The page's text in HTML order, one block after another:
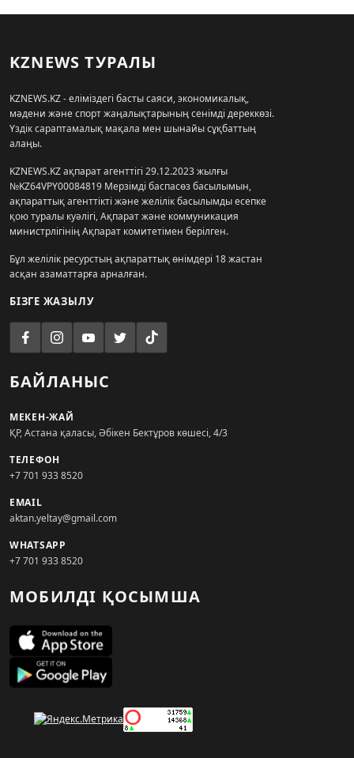
KZNEWS ТУРАЛЫ
KZNEWS.KZ - еліміздегі басты саяси, экономикалық,
мәдени және спорт жаңалықтарының сенімді дереккөзі.
Үздік сараптамалық мақала мен шынайы сұқбаттың
алаңы.
KZNEWS.KZ ақпарат агенттігі 29.12.2023 жылғы
№KZ64VPY00084819 Мерзімді баспасөз басылымын,
ақпараттық агенттікті және желілік басылымды есепке
қою туралы куәлігі, Ақпарат және коммуникация
министрлігінің Ақпарат комитетімен берілген.
Бұл желілік ресурстың ақпараттық өнімдері 18 жастан
асқан азаматтарға арналған.
БІЗГЕ ЖАЗЫЛУ
БАЙЛАНЫС
МЕКЕН-ЖАЙ
ҚР, Астана қаласы, Әбікен Бектұров көшесі, 4/3
ТЕЛЕФОН
+7 701 933 8520
EMAIL
aktan.yeltay@gmail.com
WHATSAPP
+7 701 933 8520
МОБИЛДІ ҚОСЫМША